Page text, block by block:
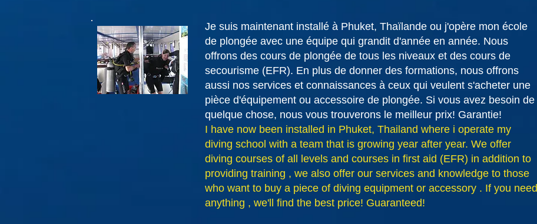
Je suis maintenant installé à Phuket, Thaïlande ou j'opère mon école
de plongée avec une équipe qui grandit d'année en année. Nous
offrons des cours de plongée de tous les niveaux et des cours de
secourisme (EFR). En plus de donner des formations, nous offrons
aussi nos services et connaissances à ceux qui veulent s'acheter une
pièce d'équipement ou accessoire de plongée. Si vous avez besoin de
quelque chose, nous vous trouverons le meilleur prix! Garantie!
I have now been installed in Phuket, Thailand where i operate my
diving school with a team that is growing year after year. We offer
diving courses of all levels and courses in first aid (EFR) in addition to
providing training , we also offer our services and knowledge to those
who want to buy a piece of diving equipment or accessory . If you need
anything , we'll find the best price! Guaranteed!